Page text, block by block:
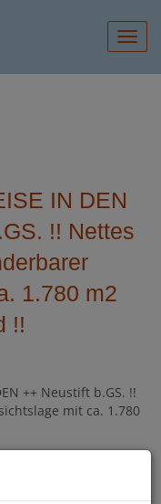
IN DEN
!! Nettes
1.780 m2
!!